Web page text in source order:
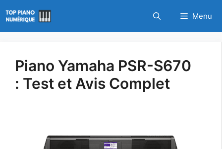
au
contenu
Menu
Piano Yamaha PSR-S670
: Test et Avis Complet